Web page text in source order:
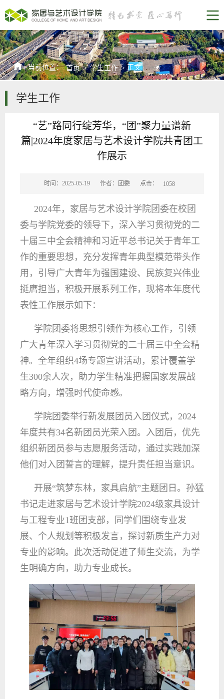
当前位置：首页 > 学生工作 >正文
学生工作
“艺”路同行绽芳华，“团”聚力量谱新
篇|2024年度家居与艺术设计学院共青团工
作展示
时间：2025-05-19 作者：团委 点击： 1058
2024年，家居与艺术设计学院团委在校团
委与学院党委的领导下，深入学习贯彻党的二
十届三中全会精神和习近平总书记关于青年工
作的重要思想，充分发挥青年典型模范带头作
用，引导广大青年为强国建设、民族复兴伟业
挺膺担当，积极开展系列工作，现将本年度代
表性工作展示如下：
学院团委将思想引领作为核心工作，引领
广大青年深入学习贯彻党的二十届三中全会精
神。全年组织4场专题宣讲活动，累计覆盖学
生300余人次，助力学生精准把握国家发展战
略方向，增强时代使命感。
学院团委举行新发展团员入团仪式，2024
年度共有34名新团员光荣入团。入团后，优先
组织新团员参与志愿服务活动，通过实践加深
他们对入团誓言的理解，提升责任担当意识。
开展“筑梦东林，家具启航”主题团日。孙猛
书记走进家居与艺术设计学院2024级家具设计
与工程专业1班团支部，同学们围绕专业发
展、个人规划等积极发言，探讨新质生产力对
专业的影响。此次活动促进了师生交流，为学
生明确方向，助力专业成长。